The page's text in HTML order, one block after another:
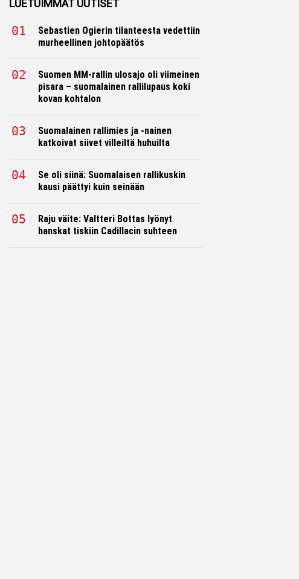
LUETUIMMAT UUTISET
Sebastien Ogierin tilanteesta vedettiin
murheellinen johtopäätös
Suomen MM-rallin ulosajo oli viimeinen
pisara – suomalainen rallilupaus koki
kovan kohtalon
Suomalainen rallimies ja -nainen
katkoivat siivet villeiltä huhuilta
Se oli siinä: Suomalaisen rallikuskin
kausi päättyi kuin seinään
Raju väite: Valtteri Bottas lyönyt
hanskat tiskiin Cadillacin suhteen